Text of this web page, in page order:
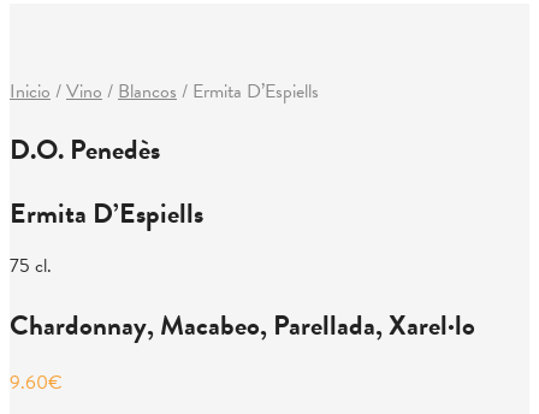
Inicio /Vino / Blancos / Ermita D’Espiells
D.O. Penedès
Ermita D’Espiells
75 cl.
Chardonnay, Macabeo, Parellada, Xarel·lo
9.60€